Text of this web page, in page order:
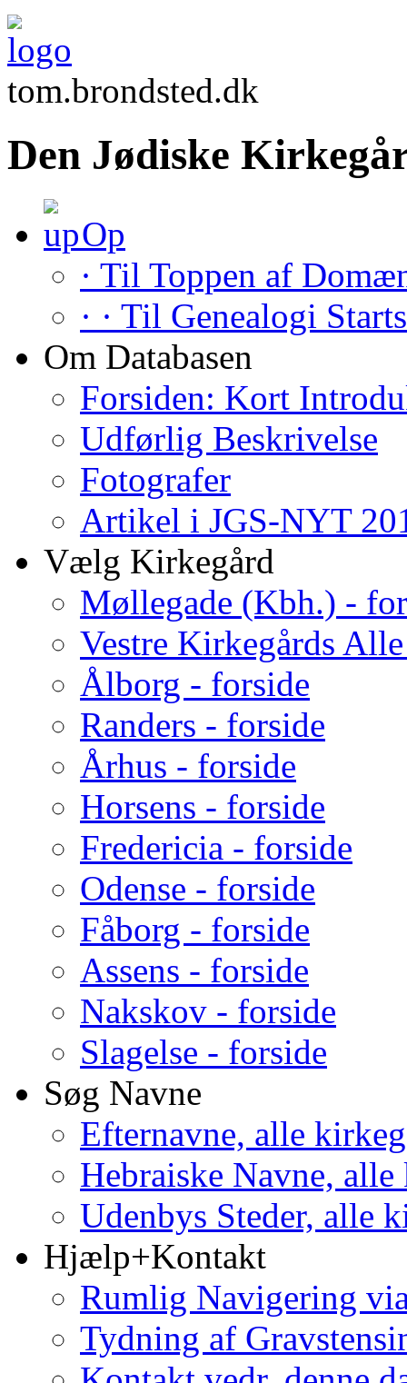
tom.brondsted.dk
Den Jødiske
Op
· Til Toppen af
· · Til Genealogi
Om Databasen
Forsiden: Kort
Udførlig Beskrivelse
Fotografer
Artikel i JGS-NYT
Vælg Kirkegård
Møllegade (Kbh.) -
Vestre Kirkegårds
Ålborg - forside
Randers - forside
Århus - forside
Horsens - forside
Fredericia - forside
Odense - forside
Fåborg - forside
Assens - forside
Nakskov - forside
Slagelse - forside
Søg Navne
Efternavne, alle
Hebraiske Navne,
Udenbys Steder, alle
Hjælp+Kontakt
Rumlig Navigering
Tydning af